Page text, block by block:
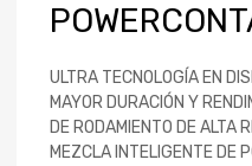
ULTRA TECNOLOGÍA EN
MAYOR DURACIÓN Y
DE RODAMIENTO DE ALTA
MEZCLA INTELIGENTE DE